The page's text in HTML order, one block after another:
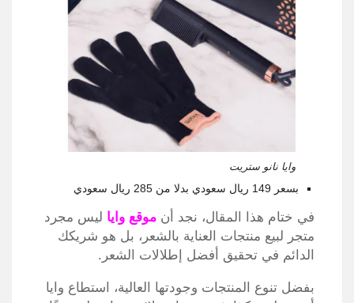
وايا نانو ستريت
بسعر 149 ريال سعودي بدلا من 285 ريال سعودي
في ختام هذا المقال، نجد أن موقع وايا ليس مجرد
متجر لبيع منتجات العناية بالشعر، بل هو شريكك
الدائم في تحقيق أفضل إطلالات الشعر.
بفضل تنوع المنتجات وجودتها العالية، استطاع وايا